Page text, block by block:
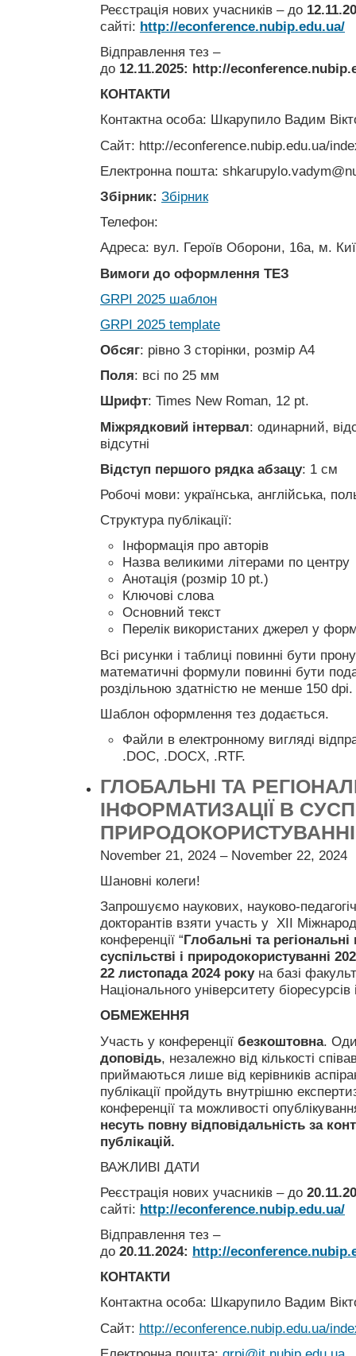
Реєстрація нових учасників – до 12
сайті: http://econference.nubip.edu.ua/
Відправлення тез –
до 12.11.2025: http://
КОНТАКТИ
Контактна особа: Шкарупило Вадим
Сайт: http://econference.nubip.edu.ua/
Електронна пошта:
Збірник: Збірник
Телефон:
Адреса: вул. Героїв Оборони, 16а, м.
Вимоги до оформлення ТЕЗ
GRPI 2025 шаблон
GRPI 2025 template
Обсяг: рівно 3 сторінки, розмір А4
Поля: всі по 25 мм
Шрифт: Times New Roman, 12 pt.
Міжрядковий інтервал: одинарний,
відсутні
Відступ першого рядка абзацу: 1 см
Робочі мови: українська, англійська,
Структура публікації:
Інформація про авторів
Назва великими літерами по центру
Анотація (розмір 10 pt.)
Ключові слова
Основний текст
Перелік використаних джерел у
Всі рисунки і таблиці повинні бути
математичні формули повинні бути
роздільною здатністю не менше 150 dpi.
Шаблон оформлення тез додається.
Файли в електронному вигляді
.DOC, .DOCX, .RTF.
ГЛОБАЛЬНІ ТА
ІНФОРМАТИЗАЦІЇ В
ПРИРОДОКОРИСТУВАННІ
November 21, 2024 – November 22, 2024
Шановні колеги!
Запрошуємо наукових, науково-
докторантів взяти участь у XII
конференції “Глобальні та
суспільстві і природокористуванні
22 листопада 2024 рокуна базі
Національного університету
ОБМЕЖЕННЯ
Участь у конференції безкоштовна.
доповідь, незалежно від кількості
приймаються лише від керівників
публікації пройдуть внутрішню
конференції та можливості
несуть повну відповідальність за
публікацій.
ВАЖЛИВІ ДАТИ
Реєстрація нових учасників – до 20
сайті: http://econference.nubip.edu.ua/
Відправлення тез –
до 20.11.2024: http://econference.nubip.
КОНТАКТИ
Контактна особа: Шкарупило Вадим
Сайт: http://econference.nubip.edu.ua/